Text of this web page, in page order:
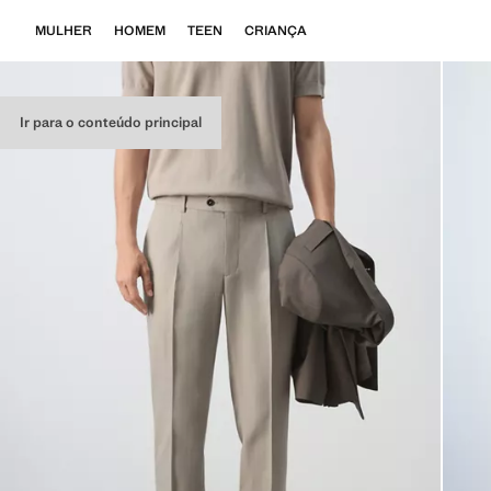
Ir para o conteúdo principal
MULHER HOMEM TEEN CRIANÇA